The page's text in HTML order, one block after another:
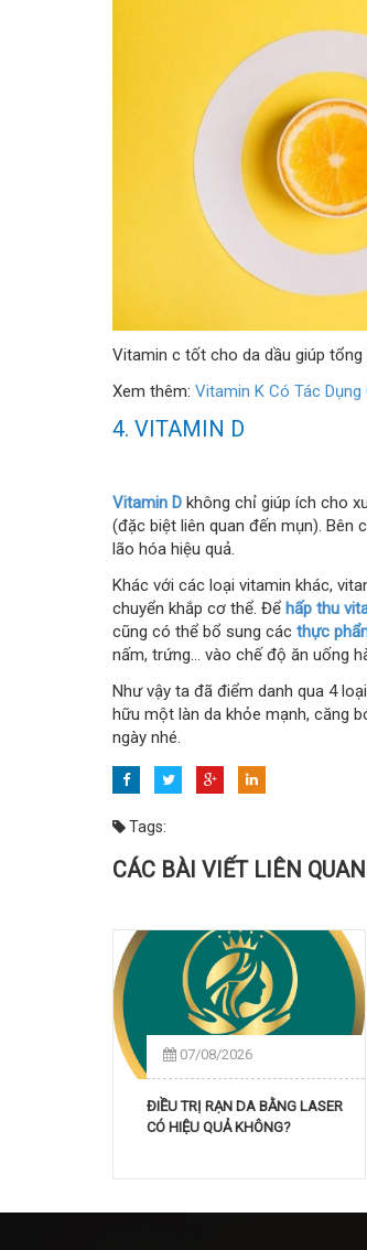
Vitamin c tốt cho da dầu giúp tổng
Xem thêm: Vitamin K Có Tác Dụng
4. VITAMIN D
Vitamin D không chỉ giúp ích cho
(đặc biệt liên quan đến mụn). Bên
lão hóa hiệu quả.
Khác với các loại vitamin khác,
chuyển khắp cơ thể. Để hấp thu
cũng có thể bổ sung các thực
nấm, trứng... vào chế độ ăn uống
Như vậy ta đã điểm danh qua 4
hữu một làn da khỏe mạnh, căng
ngày nhé.
Tags:
CÁC BÀI VIẾT LIÊN QUAN
07/08/2026
ĐIỀU TRỊ RẠN DA BẰNG LASER
CÓ HIỆU QUẢ KHÔNG?